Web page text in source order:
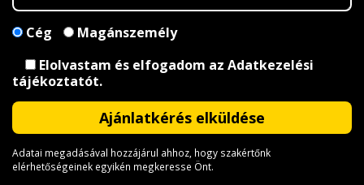
Cég
Magánszemély
Elolvastam és elfogadom az Adatkezelési
tájékoztatót.
Adatai megadásával hozzájárul ahhoz, hogy szakértőnk
elérhetőségeinek egyikén megkeresse Önt.